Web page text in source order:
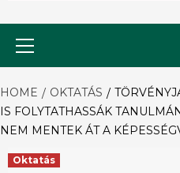
HOME OKTATÁS
IS FOLYTATHASSÁK
NEM MENTEK ÁT A
Oktatás